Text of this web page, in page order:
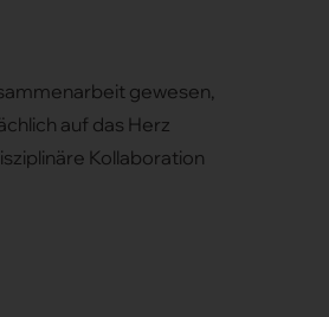
gewesen,
auf das Herz
Kollaboration